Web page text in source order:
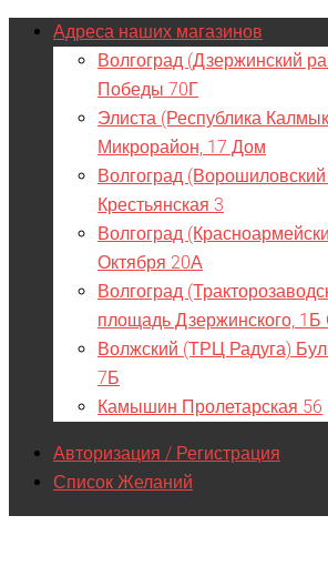
Адреса наших магазинов
Волгоград (Дзержинский
Победы 70Г
Элиста (Республика
Микрорайон, 17 Дом
Волгоград
Крестьянская 3
Волгоград
Октября 20А
Волгоград
площадь Дзержинского,
Волжский (ТРЦ Радуга)
7Б
Камышин Пролетарская 56
Авторизация / Регистрация
Список Желаний